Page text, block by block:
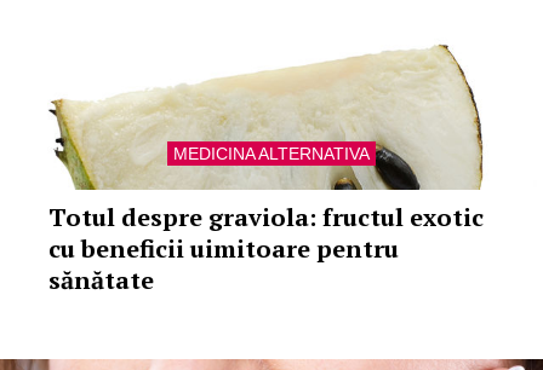
MEDICINA ALTERNATIVA
Totul despre graviola: fructul exotic
cu beneficii uimitoare pentru
sănătate